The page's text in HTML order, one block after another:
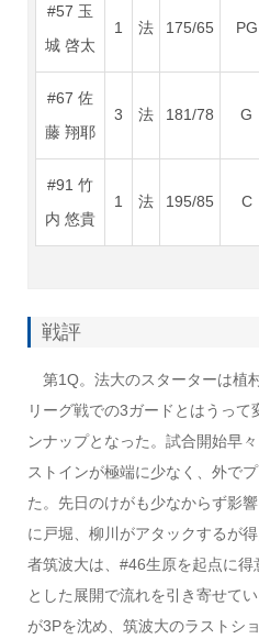
#57 玉
城 啓太
1 法 175/65 PG
#67 佐
藤 翔耶
3 法 181/78 G
#91 竹
内 悠貴
1 法 195/85 C
戦評
第1Q。法大のスターターは植
リーグ戦での3ガードとはうって
ンナップとなった。試合開始早
ストインが極端に少なく、外で
た。先日のけがも少なからず影
に戸堀、柳川がアタックするが
者筑波大は、#46生原を起点に
とした展開で流れを引き寄せて
が3Pを沈め、筑波大のラストシ